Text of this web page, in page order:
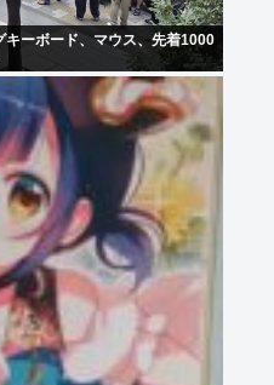
ーボード、マウス、先着1000